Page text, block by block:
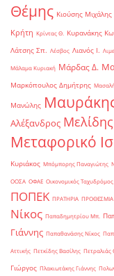
Θέμης Κιούσης Μιχάλης
Κρήτη Κρίντας Θ. Κυρανάκης
Λάτσης Σπ. Λέσβος Λιανός Ι.
Μάλαμα Κυριακή Μάρδας Δ.
Μαρκόπουλος Δημήτρης
Μανώλης
Αλέξανδρος
Μεταφορικό
Κυριάκος Μπόμπορης Παναγιώτης
ΟΟΣΑ ΟΦΑΕ Οικονομικός Ταχυδρόμος
ΠΟΠΕΚ ΠΡΑΤΗΡΙΑ ΠΡΟΘΕΣΜΙΑ
Νίκος Παπαδημητρίου Μπ.
Γιάννης Παπαθανάσης Νίκος
Αττικής Πετκίδης Βασίλης Πετραλιάς
Γιώργος Πλακιωτάκης Γιάννης